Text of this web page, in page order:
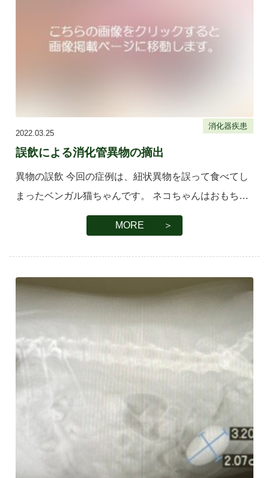
消化器疾患
2022.03.25
誤飲による消化管異物の摘出
異物の誤飲 今回の症例は、紐状異物を誤って食べてし
まったベンガル猫ちゃんです。 ネコちゃんはおもちゃ
で遊ぶことが大好きですが、特に紐やビニールなどを
好む傾向にあります。ですが、これらのやわらかい素
MORE ＞